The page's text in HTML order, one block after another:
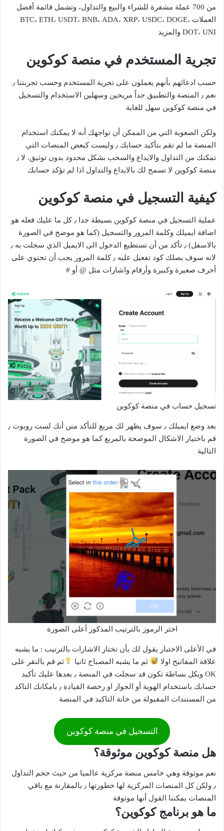
من 700 عملة مشفرة للشراء والبيع والتداول، وتشمل قائمة أفضل
العملات BTC، ETH، USDT، BNB، ADA، XRP، USDC، DOGE،
DOT، UNI والمزيد
تجرية المستخدم في منصة كوكوين
حسب ادعائهم بأنهم يعملون على تجرية المستخدم وحسب تجربتنا ٫
نعم ٫ المنصة والتطبيق جداً مريحين وسهلين الاستخدام والتسجيل
في منصة كوكوين سهل للغاية
ولكن الصعوبة التي من الممكن أن تواجهك أنه لا يمكنك استخدام
المنصة ما لم تقم بتأكيد حسابك ٫ وليست كبعض المنصات التي
تمكنك من التداول والايداع والسحب بشكل محدود بدون توثيق. لا ٫
منصة كوكوين لا تسمح لك بالايداع والتداول اذا لم تؤكد حسابك
كيفية التسجيل في منصة كوكوين
عملية التسجيل في منصة كوكوين بسيطة جدا ٫ كل ما عليك فعله هو
اضافة ايميلك وكلمة المرور والتسجيل (كما هو موضح في الصورة
بالاسفل) ٫ تأكد من أن تستطيع الدخول الى الايميل الذي سجلت به ٫
لانه سوف يصلك كود تفعيل عليه ٫ كلمة المرور يجب أن تحتوي على
أحرف صغيرة وكبيرة وأرقام واشارات مثل @ أو #
تسجيل حساب في منصة كوكوين
بعد وضع ايميلك ٫ سوف يظهر لك مربع للتأكد منن أنك لست روبوت ٫
قم باختيار الاشكال الموصحة بالمربع كما هو موضح في الصورة
التالية
اختر الرموز بالترتيب المذكور أعلى الصورة
في الأعلى الاختبار يقول لك بأن تختار الاشارات بالترتيب : ما يشبه
علاقة المفاتيح اولا
ثم ما يشبه المصباح ثانيا
ثم قم بالنقر على
OK وبكل بساطة تكون قد سجلت في المنصة ٫ بعدها عليك تأكيد
حسابك باستخدام الهوية أو الجواز او رخصة القيادة ٫ بامكانك التاكد
من المستندات المقبولة من خانة التاكيد في المنصة
التسجيل في منصة كوكوين
هل منصة كوكوين موثوقة؟
نعم موثوقة وهي خامس منصة مركزية عالميا من حيث حجم التداول
٫ ولكن كل المنصات المركزية لها خطورتها ٫ بالمقارنة مع باقي
المنصات يمكننا القول أنها موثوقة
ما هو برنامج كوكوين؟